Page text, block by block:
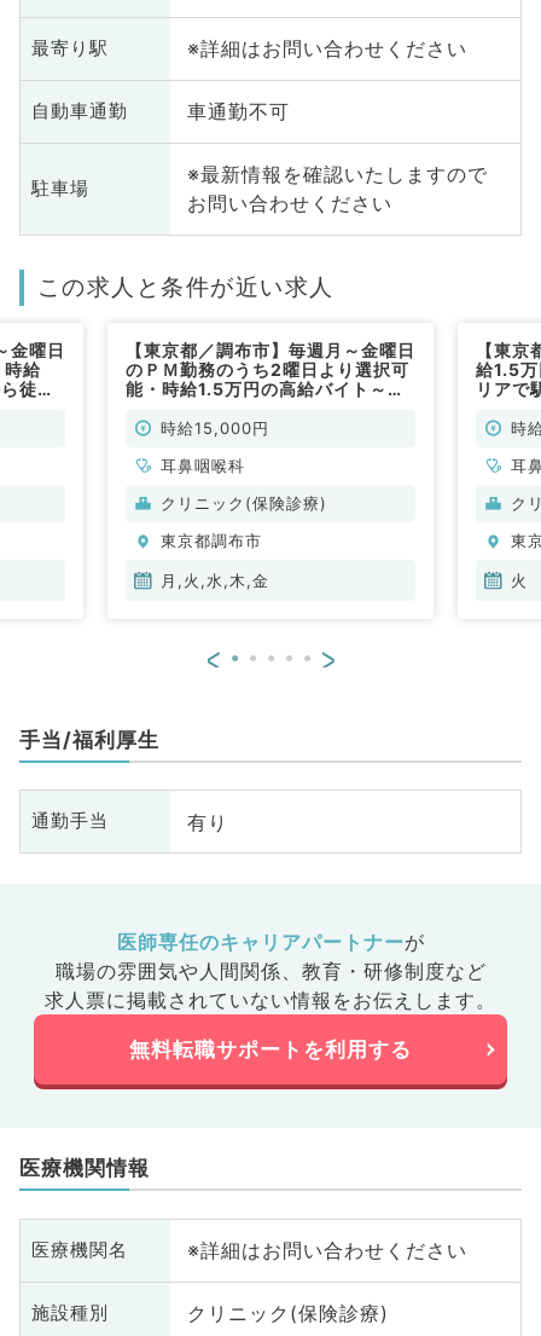
最寄り駅 ※詳細はお問い合わせください
自動車通勤 車通勤不可
駐車場
※最新情報を確認いたしますので
お問い合わせください
この求人と条件が近い求人
金曜日
給
徒歩
【東京都／調布市】毎週月～金曜日
のＰＭ勤務のうち2曜日より選択可
能・時給1.5万円の高給バイト～駅
鼻咽喉科／非常勤）\t
時給15,000円
耳鼻咽喉科
クリニック(保険診療)
東京都調布市
月,火,水,木,金
【東
給1.5
リアで
時
耳
ク
東
火
< >
手当/福利厚生
通勤手当 有り
医師専任のキャリアパートナーが
職場の雰囲気や人間関係、 教育・研修制度など
求人票に掲載されていない情報をお伝えします。
無料転職サポートを利用する
医療機関情報
医療機関名 ※詳細はお問い合わせください
施設種別 クリニック(保険診療)